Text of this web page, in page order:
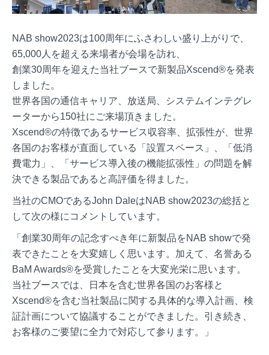
NAB show2023は100周年にふさわしい盛り上がりで、
65,000人を超える来場者が会場を訪れ、
創業30周年を迎えた当社ブースで新製品Xscend®を発表
しました。
世界各国の通信キャリア、放送局、システムインテグレ
ーターから150社にご来場頂きました。
Xscend®の特徴であるサービス収容率、拡張性が、世界
各国のお客様が直面している「設置スペース」、「低消
費電力」、「サービス導入後の機能拡張性」の問題を解
決できる製品であると高評価を得ました。
当社のCMOであるJohn DaleはNAB show2023の総括と
して次の様にコメントしています。
「創業30周年の記念すべき年に新製品をNAB showで発
表できたことを大変嬉しく思います。加えて、名誉ある
BaM Awards®を受賞したことを大変光栄に思います。
当社ブースでは、日本を含む世界各国のお客様と
Xscend®を含む当社製品に関する具体的な導入計画、検
証計画について協議することができました。引き続き、
お客様のご要望に全力で対応して参ります。」